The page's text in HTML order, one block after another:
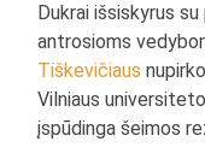
Dukrai išsiskyrus
antrosioms
Tiškevičiaus
Vilniaus
įspūdinga šeimos